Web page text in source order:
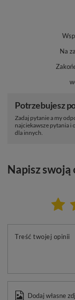
Na
Potrzebujesz
Zadaj pytanie a my
najciekawsze pytania
dla innych.
Napisz swoją
Treść twojej opinii
Dodaj własne